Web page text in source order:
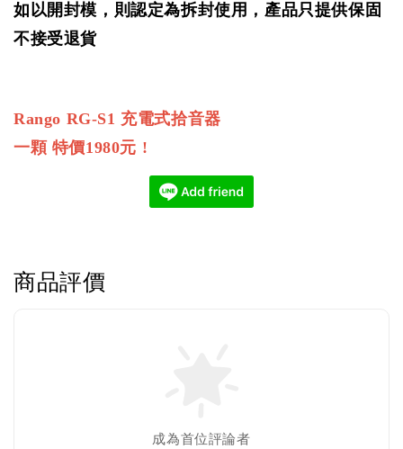
如以開封模，則認定為拆封使用，產品只提供保固
不接受退貨
Rango RG-S1 充電式拾音器
一顆 特價1980元 !
商品評價
成為首位評論者